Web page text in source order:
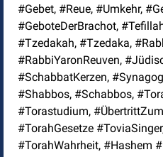
#Gebet, #Reue, #Umkehr,
#GeboteDerBrachot,
#Tzedakah, #Tzedaka,
#RabbiYaronReuven,
#SchabbatKerzen,
#Shabbos, #Schabbos,
#Torastudium,
#TorahGesetze
#TorahWahrheit, #Hashem